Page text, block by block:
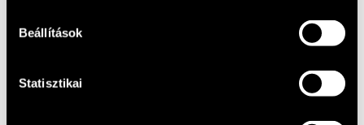
Beállítások
Statisztikai
Soproni József
Szőnyi Erzsébet